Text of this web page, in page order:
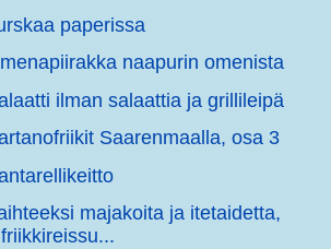
paperissa
naapurin omenista
ilman salaattia ja grillileipä
Saarenmaalla, osa 3
majakoita ja itetaidetta,
friikkireissu...